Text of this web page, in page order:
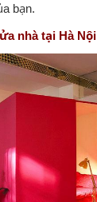
bạn.
nhà tại Hà Nội